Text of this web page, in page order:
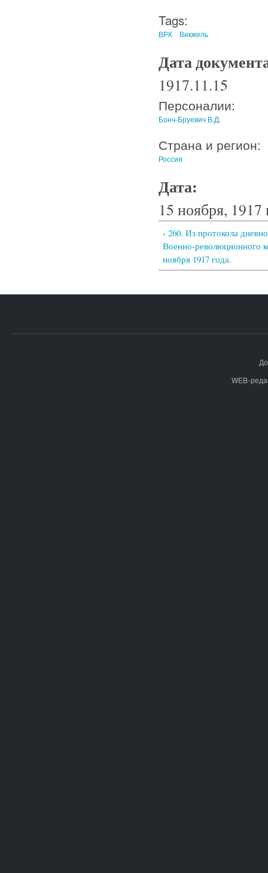
Tags:
ВРК Викжель
Дата
1917.11.15
Персоналии:
Бонч-Бруевич В.Д.
Страна и регион:
Россия
Дата:
15 ноября, 1917
‹ 260. Из протокола
Военно-революционного
ноября 1917 года.
WEB-